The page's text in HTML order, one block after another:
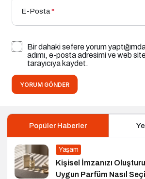
E-Posta*
Bir dahaki sefere yorum
adımı, e-posta adresimi ve web
tarayıcıya kaydet.
YORUM GÖNDER
Popüler Haberler
Yaşam
Kişisel İmzanızı
Uygun Parfüm Nasıl